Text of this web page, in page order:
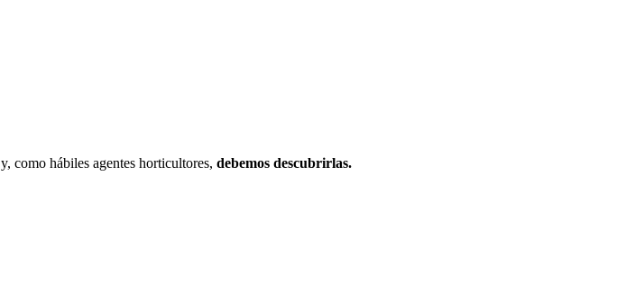
y, como hábiles agentes horticultores, debemos descubrirlas.